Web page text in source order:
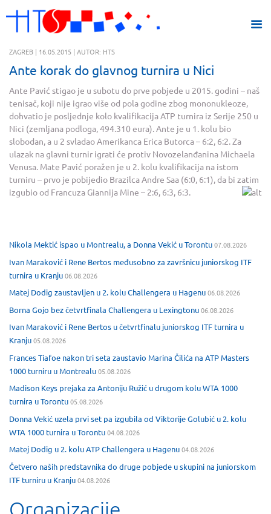
ZAGREB | 16.05.2015 | AUTOR: HTS
Ante korak do glavnog turnira u Nici
Ante Pavić stigao je u subotu do prve pobjede u 2015. godini – naš
tenisač, koji nije igrao više od pola godine zbog mononukleoze,
dohvatio je posljednje kolo kvalifikacija ATP turnira iz Serije 250 u
Nici (zemljana podloga, 494.310 eura). Ante je u 1. kolu bio
slobodan, a u 2 svladao Amerikanca Erica Butorca – 6:2, 6:2. Za
ulazak na glavni turnir igrati će protiv Novozelanđanina Michaela
Venusa. Mate Pavić poražen je u 2. kolu kvalifikacija na istom
turniru – prvo je pobijedio Brazilca Andre Saa (6:0, 6:1), da bi zatim
izgubio od Francuza Giannija Mine – 2:6, 6:3, 6:3.
Nikola Mektić ispao u Montrealu, a Donna Vekić u Torontu07.08.2026
Ivan Maraković i Rene Bertos međusobno za završnicu juniorskog ITF
turnira u Kranju06.08.2026
Matej Dodig zaustavljen u 2. kolu Challengera u Hagenu06.08.2026
Borna Gojo bez četvrtfinala Challengera u Lexingtonu06.08.2026
Ivan Maraković i Rene Bertos u četvrtfinalu juniorskog ITF turnira u
Kranju05.08.2026
Frances Tiafoe nakon tri seta zaustavio Marina Čilića na ATP Masters
1000 turniru u Montrealu05.08.2026
Madison Keys prejaka za Antoniju Ružić u drugom kolu WTA 1000
turnira u Torontu05.08.2026
Donna Vekić uzela prvi set pa izgubila od Viktorije Golubić u 2. kolu
WTA 1000 turnira u Torontu04.08.2026
Matej Dodig u 2. kolu ATP Challengera u Hagenu04.08.2026
Četvero naših predstavnika do druge pobjede u skupini na juniorskom
ITF turniru u Kranju04.08.2026